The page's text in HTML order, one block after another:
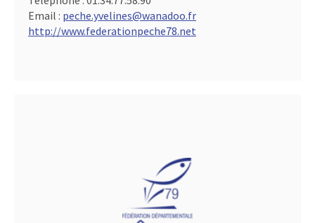
Email : peche.yvelines@wanadoo.fr
http://www.federationpeche78.net